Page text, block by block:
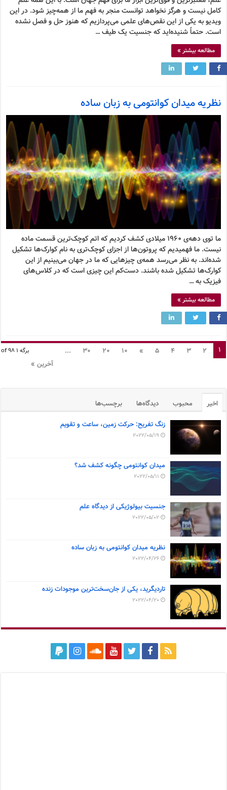
کامل نیست و هرگز نخواهد توانست منجر به فهم ما از همه‌چیز شود. در این
ویدیو به یکی از این نقص‌های علمی می‌پردازیم که هنوز حل و فصل نشده
است. حتماً شنیده‌اید که جنسیت یک طیف …
مطالعه بیشتر »
نظریه میدان کوانتومی به زبان ساده
ما توی دهه‌ی ۱۹۶۰ میلادی کشف کردیم که اتم کوچک‌ترین قسمت ماده
نیست. ما فهمیدیم که پروتون‌ها از اجزای کوچک‌تری به نام کوارک‌ها تشکیل
شده‌اند. به نظر می‌رسد همه‌ی چیزهایی که ما در جهان می‌بینیم از این
کوارک‌ها تشکیل شده باشند. دست‌کم این چیزی است که در کلاس‌های
فیزیک به …
مطالعه بیشتر »
برگه 1 of 98 10
20
30
...
آخرین »
اخیر محبوب دیدگاه‌ها برچسب‌ها
زنگ تفریح: حرکت زمین، ساعت و تقویم
2022/05/19
میدان کوانتومی چگونه کشف شد؟
2022/05/11
جنسیت بیولوژیکی از دیدگاه علم
2022/05/02
نظریه میدان کوانتومی به زبان ساده
2022/04/26
تاردیگرید، یکی از جان‌سخت‌ترین موجودات زنده
2022/04/20